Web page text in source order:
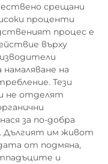
срещани
проценти
процес е
върху
на
Тези
не отделят
за по-добра
Дългият им живот
от подмяна,
и